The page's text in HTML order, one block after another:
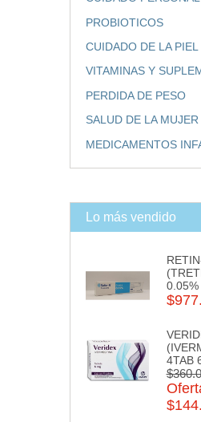
PROBIOTICOS
CUIDADO DE LA PIEL
VITAMINAS Y
PERDIDA DE PESO
SALUD DE LA MUJER
MEDICAMENTOS
Lo más vendido
0.05%
4TAB